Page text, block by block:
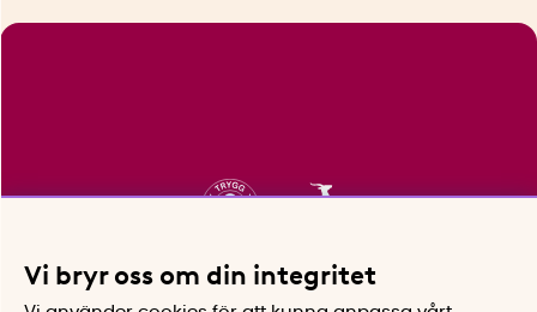
Vi bryr oss om din integritet